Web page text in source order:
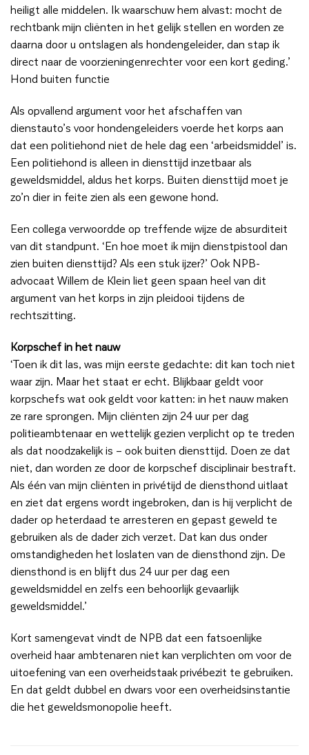
heiligt alle middelen. Ik waarschuw hem alvast: mocht de
rechtbank mijn cliënten in het gelijk stellen en worden ze
daarna door u ontslagen als hondengeleider, dan stap ik
direct naar de voorzieningenrechter voor een kort geding.’
Hond buiten functie
Als opvallend argument voor het afschaffen van
dienstauto’s voor hondengeleiders voerde het korps aan
dat een politiehond niet de hele dag een ‘arbeidsmiddel’ is.
Een politiehond is alleen in diensttijd inzetbaar als
geweldsmiddel, aldus het korps. Buiten diensttijd moet je
zo’n dier in feite zien als een gewone hond.
Een collega verwoordde op treffende wijze de absurditeit
van dit standpunt. ‘En hoe moet ik mijn dienstpistool dan
zien buiten diensttijd? Als een stuk ijzer?’ Ook NPB-
advocaat Willem de Klein liet geen spaan heel van dit
argument van het korps in zijn pleidooi tijdens de
rechtszitting.
Korpschef in het nauw
‘Toen ik dit las, was mijn eerste gedachte: dit kan toch niet
waar zijn. Maar het staat er echt. Blijkbaar geldt voor
korpschefs wat ook geldt voor katten: in het nauw maken
ze rare sprongen. Mijn cliënten zijn 24 uur per dag
politieambtenaar en wettelijk gezien verplicht op te treden
als dat noodzakelijk is – ook buiten diensttijd. Doen ze dat
niet, dan worden ze door de korpschef disciplinair bestraft.
Als één van mijn cliënten in privétijd de diensthond uitlaat
en ziet dat ergens wordt ingebroken, dan is hij verplicht de
dader op heterdaad te arresteren en gepast geweld te
gebruiken als de dader zich verzet. Dat kan dus onder
omstandigheden het loslaten van de diensthond zijn. De
diensthond is en blijft dus 24 uur per dag een
geweldsmiddel en zelfs een behoorlijk gevaarlijk
geweldsmiddel.’
Kort samengevat vindt de NPB dat een fatsoenlijke
overheid haar ambtenaren niet kan verplichten om voor de
uitoefening van een overheidstaak privébezit te gebruiken.
En dat geldt dubbel en dwars voor een overheidsinstantie
die het geweldsmonopolie heeft.